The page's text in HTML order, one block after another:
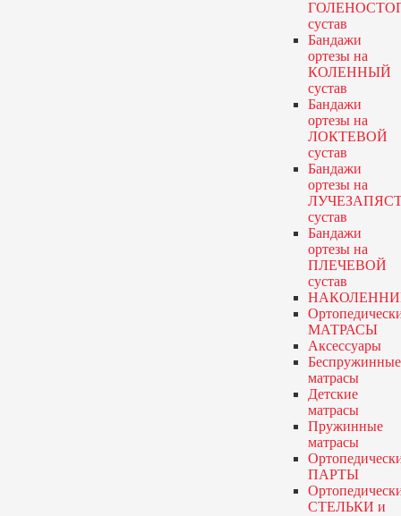
сустав
Бандажи
ортезы на
КОЛЕННЫЙ
сустав
Бандажи
ортезы на
ЛОКТЕВОЙ
сустав
Бандажи
ортезы на
сустав
Бандажи
ортезы на
ПЛЕЧЕВОЙ
сустав
МАТРАСЫ
Аксессуары
Беспружинные
матрасы
Детские
матрасы
Пружинные
матрасы
ПАРТЫ
СТЕЛЬКИ и